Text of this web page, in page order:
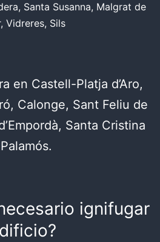
Santa Susanna, Malgrat de
Vidreres, Sils
en Castell-Platja d’Aro,
Calonge, Sant Feliu de
Santa Cristina
ignifugar